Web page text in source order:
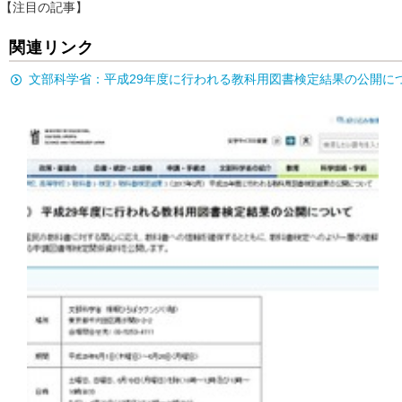
【注目の記事】
関連リンク
文部科学省：平成29年度に行われる教科用図書検定結果の公開に